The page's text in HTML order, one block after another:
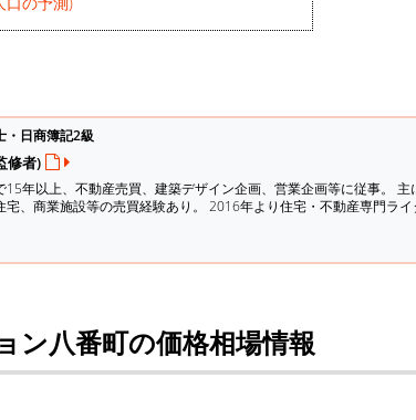
・日商簿記2級
修者)
15年以上、不動産売買、建築デザイン企画、営業企画等に従事。
宅、商業施設等の売買経験あり。 2016年より住宅・不動産専門ラ
ン八番町の価格相場情報